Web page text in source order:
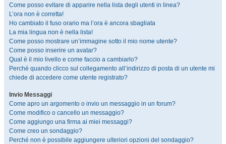
Come posso evitare di apparire nella lista degli utenti in linea?
L’ora non è corretta!
Ho cambiato il fuso orario ma l’ora è ancora sbagliata
La mia lingua non è nella lista!
Come posso mostrare un’immagine sotto il mio nome utente?
Come posso inserire un avatar?
Qual è il mio livello e come faccio a cambiarlo?
Perché quando clicco sul collegamento all’indirizzo di posta di un utente mi
chiede di accedere come utente registrato?
Invio Messaggi
Come apro un argomento o invio un messaggio in un forum?
Come modifico o cancello un messaggio?
Come aggiungo una firma ai miei messaggi?
Come creo un sondaggio?
Perché non è possibile aggiungere ulteriori opzioni del sondaggio?